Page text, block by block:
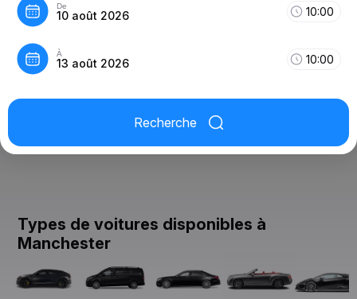
De
10 août 2026 10:00
À
13 août 2026 10:00
Recherche
Types de voitures disponibles à
Manchester